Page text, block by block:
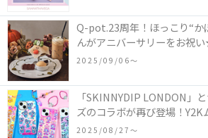
Q-pot.23周年！ほっこり“か
んがアニバーサリーをお祝
ーキアクセサリー」が新発
「かぼちゃのオバケーキプ
2025/09/06〜
「SKINNYDIP LONDON」
ズのコラボが再び登場！
作コレクションを発売♪
2025/08/27〜